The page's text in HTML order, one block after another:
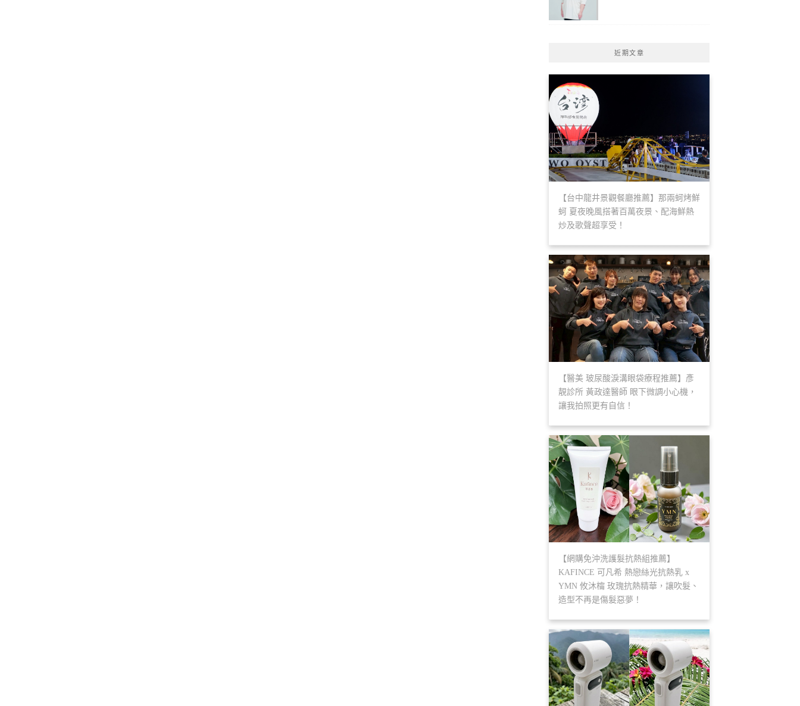
近期文章
【台中龍井景觀餐廳推薦】那兩蚵烤鮮
蚵 夏夜晚風搭著百萬夜景、配海鮮熱
炒及歌聲超享受！
【醫美 玻尿酸淚溝眼袋療程推薦】彥
靚診所 黃政達醫師 眼下微調小心機，
讓我拍照更有自信！
【網購免沖洗護髮抗熱組推薦】
KAFINCE 可凡希 熱戀絲光抗熱乳 x
YMN 攸沐橣 玫瑰抗熱精華，讓吹髮、
造型不再是傷髮惡夢！